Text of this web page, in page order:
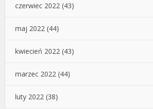
czerwiec 2022 (43)
maj 2022 (44)
kwiecień 2022 (43)
marzec 2022 (44)
luty 2022 (38)